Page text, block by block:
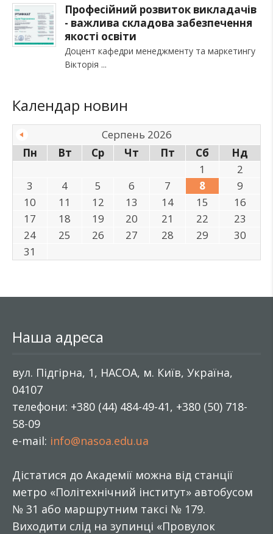
Професійний розвиток викладачів
- важлива складова забезпечення
якості освіти
Доцент кафедри менеджменту та маркетингу
Вікторія
Календар новин
Серпень 2026
Пн
Вт Ср Чт Пт Сб
Нд
1
2
3
4 5 6 7 8
9
10
11 12 13 14 15
16
17
18 19 20 21 22
23
24
25 26 27 28 29
30
31
Наша адреса
вул. Підгірна, 1, НАСОА, м. Київ, Україна,
04107
телефони: +380 (44) 484-49-41, +380 (50) 718-
58-09
e-mail: info@nasoa.edu.ua
Дістатися до Академії можна від станції
метро «Політехнічний інститут» автобусом
№ 31 або маршрутним таксі № 179.
Виходити слід на зупинці «Провулок